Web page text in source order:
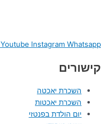
Youtube Instagram Whatsapp
קישורים
השכרת יאכטה
השכרת יאכטות
יום הולדת בפנטזי